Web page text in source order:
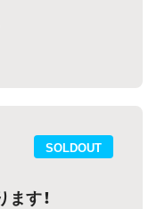
SOLDOUT
す！